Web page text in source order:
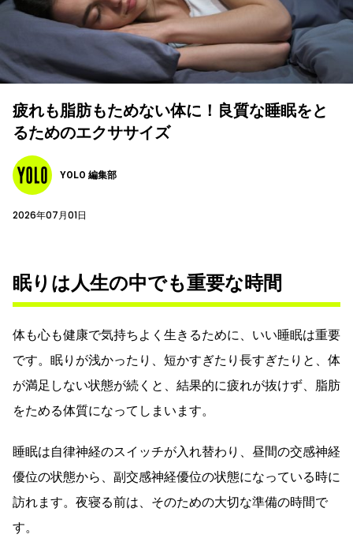
疲れも脂肪もためない体に！良質な睡眠をと
るためのエクササイズ
YOLO 編集部
2026年07月01日
眠りは人生の中でも重要な時間
体も心も健康で気持ちよく生きるために、いい睡眠は重要
です。眠りが浅かったり、短かすぎたり長すぎたりと、体
が満足しない状態が続くと、結果的に疲れが抜けず、脂肪
をためる体質になってしまいます。
睡眠は自律神経のスイッチが入れ替わり、昼間の交感神経
優位の状態から、副交感神経優位の状態になっている時に
訪れます。夜寝る前は、そのための大切な準備の時間で
す。